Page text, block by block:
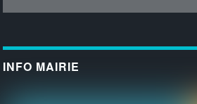
INFO MAIRIE